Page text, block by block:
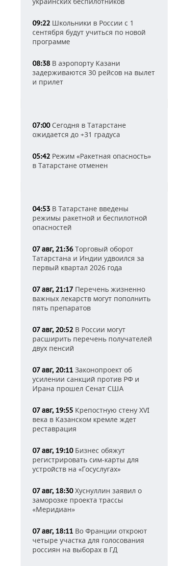
09:22 Школьники в России с 1
сентября будут учиться по новой
программе
08:38 В аэропорту Казани
задерживаются 30 рейсов на вылет
и прилет
07:00Сегодня в Татарстане
ожидается до +31 градуса
05:42 Режим «Ракетная опасность»
в Татарстане отменен
04:53 В Татарстане введены
режимы ракетной и беспилотной
опасностей
07 авг, 21:36 Торговый оборот
Татарстана и Индии удвоился за
первый квартал 2026 года
07 авг, 21:17 Перечень жизненно
важных лекарств могут пополнить
пять препаратов
07 авг, 20:52 В России могут
расширить перечень получателей
двух пенсий
07 авг, 20:11 Законопроект об
усилении санкций против РФ и
Ирана прошел Сенат США
07 авг, 19:55 Крепостную стену XVI
века в Казанском кремле ждет
реставрация
07 авг, 19:10Бизнес обяжут
регистрировать сим-карты для
устройств на «Госуслугах»
07 авг, 18:30Хуснуллин заявил о
заморозке проекта трассы
«Меридиан»
07 авг, 18:11 Во Франции откроют
четыре участка для голосования
россиян на выборах в ГД